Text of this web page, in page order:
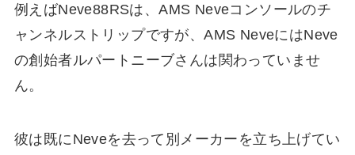
例えばNeve88RSは、AMS Neveコンソールのチ
ャンネルストリップですが、AMS NeveにはNeve
の創始者ルパートニーブさんは関わっていませ
ん。
彼は既にNeveを去って別メーカーを立ち上げてい